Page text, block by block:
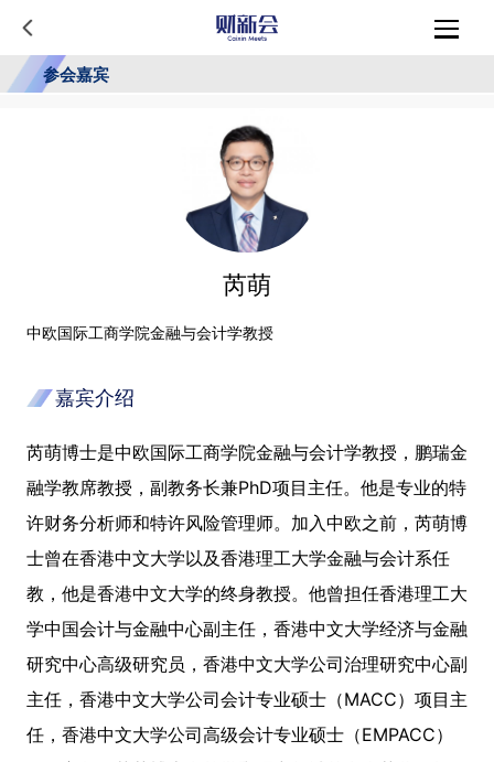
参会嘉宾
芮萌
中欧国际工商学院金融与会计学教授
嘉宾介绍
芮萌博士是中欧国际工商学院金融与会计学教授，鹏瑞金
融学教席教授，副教务长兼PhD项目主任。他是专业的特
许财务分析师和特许风险管理师。加入中欧之前，芮萌博
士曾在香港中文大学以及香港理工大学金融与会计系任
教，他是香港中文大学的终身教授。他曾担任香港理工大
学中国会计与金融中心副主任，香港中文大学经济与金融
研究中心高级研究员，香港中文大学公司治理研究中心副
主任，香港中文大学公司会计专业硕士（MACC）项目主
任，香港中文大学公司高级会计专业硕士（EMPACC）